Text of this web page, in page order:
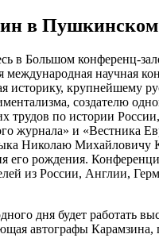
в
в Большом конференц-
международная научная
историку, крупнейшему
создателю
трудов по истории
журнала» и «Вестника
Николаю Михайловичу
его рождения.
из России, Англии,
дня будет работать
автографы Карамзина,